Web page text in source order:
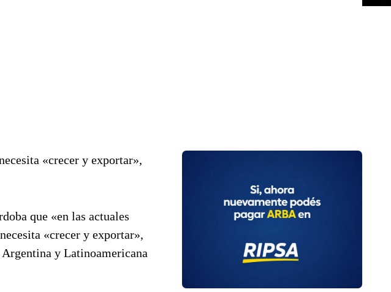
«crecer y exportar»,
que «en las actuales
«crecer y exportar»,
y Latinoamericana